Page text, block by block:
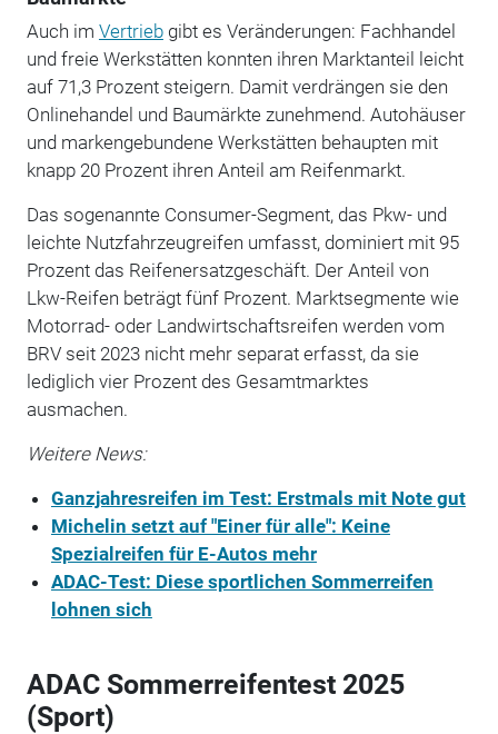
Auch im Vertriebgibt es Veränderungen: Fachhandel
und freie Werkstätten konnten ihren Marktanteil leicht
auf 71,3 Prozent steigern. Damit verdrängen sie den
Onlinehandel und Baumärkte zunehmend. Autohäuser
und markengebundene Werkstätten behaupten mit
knapp 20 Prozent ihren Anteil am Reifenmarkt.
Das sogenannte Consumer-Segment, das Pkw- und
leichte Nutzfahrzeugreifen umfasst, dominiert mit 95
Prozent das Reifenersatzgeschäft. Der Anteil von
Lkw-Reifen beträgt fünf Prozent. Marktsegmente wie
Motorrad- oder Landwirtschaftsreifen werden vom
BRV seit 2023 nicht mehr separat erfasst, da sie
lediglich vier Prozent des Gesamtmarktes
ausmachen.
Weitere News:
Ganzjahresreifen im Test: Erstmals mit Note gut
Michelin setzt auf "Einer für alle": Keine
Spezialreifen für E-Autos mehr
ADAC-Test: Diese sportlichen Sommerreifen
lohnen sich
ADAC Sommerreifentest 2025
(Sport)